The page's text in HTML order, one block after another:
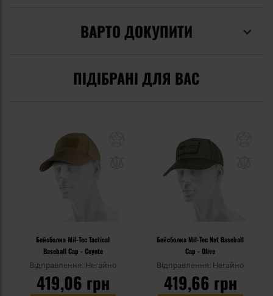
ВАРТО ДОКУПИТИ
ПІДІБРАНІ ДЛЯ ВАС
Бейсболка Mil-Tec Tactical
Baseball Cap - Coyote
Відправлення: Негайно
419,06 грн
Бейсболка Mil-Tec Net Baseball
Cap - Olive
Відправлення: Негайно
419,66 грн